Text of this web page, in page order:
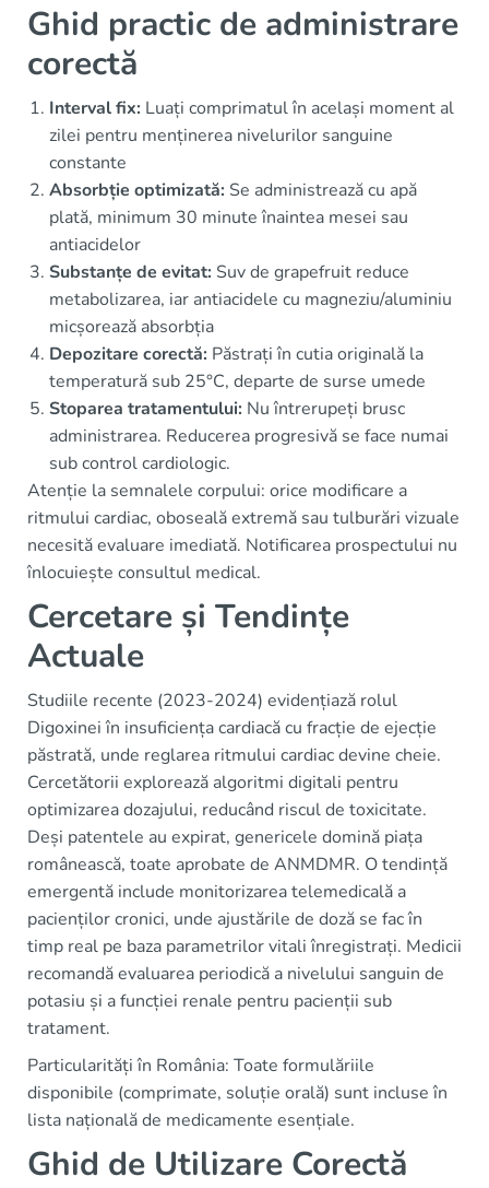
Ghid practic de administrare
corectă
Interval fix: Luați comprimatul în același moment al
zilei pentru menținerea nivelurilor sanguine
constante
Absorbție optimizată: Se administrează cu apă
plată, minimum 30 minute înaintea mesei sau
antiacidelor
Substanțe de evitat: Suv de grapefruit reduce
metabolizarea, iar antiacidele cu magneziu/aluminiu
micșorează absorbția
Depozitare corectă: Păstrați în cutia originală la
temperatură sub 25°C, departe de surse umede
Stoparea tratamentului: Nu întrerupeți brusc
administrarea. Reducerea progresivă se face numai
sub control cardiologic.
Atenție la semnalele corpului: orice modificare a
ritmului cardiac, oboseală extremă sau tulburări vizuale
necesită evaluare imediată. Notificarea prospectului nu
înlocuiește consultul medical.
Cercetare și Tendințe
Actuale
Studiile recente (2023-2024) evidențiază rolul
Digoxinei în insuficiența cardiacă cu fracție de ejecție
păstrată, unde reglarea ritmului cardiac devine cheie.
Cercetătorii explorează algoritmi digitali pentru
optimizarea dozajului, reducând riscul de toxicitate.
Deși patentele au expirat, genericele domină piața
românească, toate aprobate de ANMDMR. O tendință
emergentă include monitorizarea telemedicală a
pacienților cronici, unde ajustările de doză se fac în
timp real pe baza parametrilor vitali înregistrați. Medicii
recomandă evaluarea periodică a nivelului sanguin de
potasiu și a funcției renale pentru pacienții sub
tratament.
Particularități în România: Toate formulăriile
disponibile (comprimate, soluție orală) sunt incluse în
lista națională de medicamente esențiale.
Ghid de Utilizare Corectă